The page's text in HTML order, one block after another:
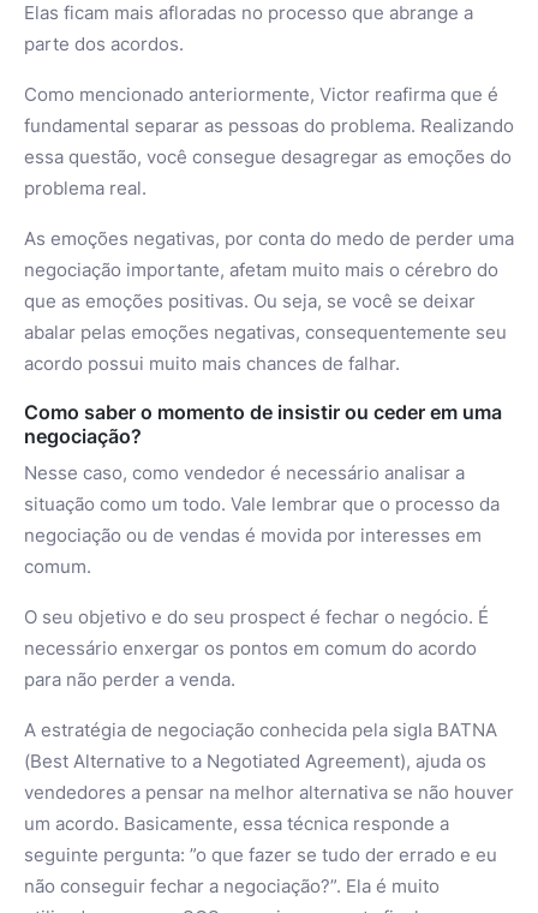
Elas ficam mais afloradas no processo que abrange a
parte dos acordos.
Como mencionado anteriormente, Victor reafirma que é
fundamental separar as pessoas do problema. Realizando
essa questão, você consegue desagregar as emoções do
problema real.
As emoções negativas, por conta do medo de perder uma
negociação importante, afetam muito mais o cérebro do
que as emoções positivas. Ou seja, se você se deixar
abalar pelas emoções negativas, consequentemente seu
acordo possui muito mais chances de falhar.
Como saber o momento de insistir ou ceder em uma
negociação?
Nesse caso, como vendedor é necessário analisar a
situação como um todo. Vale lembrar que o processo da
negociação ou de vendas é movida por interesses em
comum.
O seu objetivo e do seu prospect é fechar o negócio. É
necessário enxergar os pontos em comum do acordo
para não perder a venda.
A estratégia de negociação conhecida pela sigla BATNA
(Best Alternative to a Negotiated Agreement), ajuda os
vendedores a pensar na melhor alternativa se não houver
um acordo. Basicamente, essa técnica responde a
seguinte pergunta: ”o que fazer se tudo der errado e eu
não conseguir fechar a negociação?”. Ela é muito